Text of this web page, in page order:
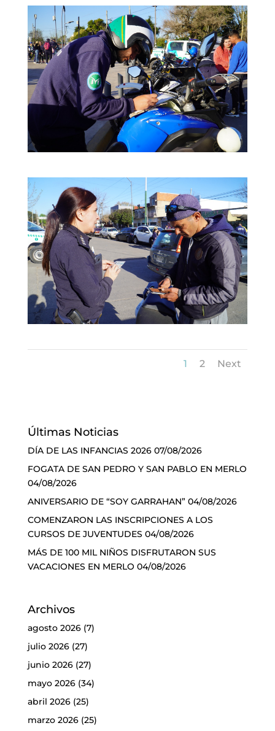
1 2 Next
Últimas Noticias
DÍA DE LAS INFANCIAS 2026 07/08/2026
FOGATA DE SAN PEDRO Y SAN PABLO EN MERLO
04/08/2026
ANIVERSARIO DE “SOY GARRAHAN” 04/08/2026
COMENZARON LAS INSCRIPCIONES A LOS
CURSOS DE JUVENTUDES 04/08/2026
MÁS DE 100 MIL NIÑOS DISFRUTARON SUS
VACACIONES EN MERLO 04/08/2026
Archivos
agosto 2026(7)
julio 2026(27)
junio 2026(27)
mayo 2026(34)
abril 2026(25)
marzo 2026(25)